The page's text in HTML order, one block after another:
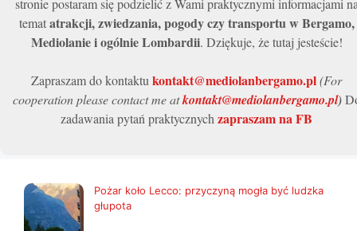
stronie postaram się podzielić z Wami praktycznymi informacjami
tematatrakcji, zwiedzania, pogody czy transportu w Bergamo,
Mediolanie i ogólnie Lombardii. Dziękuje, że tutaj jesteście!
Zapraszam do kontaktukontakt@mediolanbergamo.pl(For
cooperation please contact me atkontakt@mediolanbergamo.pl)
zadawania pytań praktycznychzapraszam na FB
Pożar koło Lecco: przyczyną mogła być ludzka
głupota